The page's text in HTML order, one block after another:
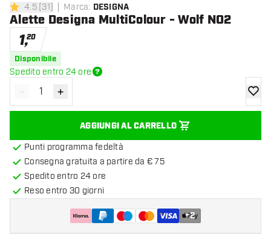
4.5 stelle di valutazione
4.5[31] Marca: DESIGNA
Alette Designa MultiColour - Wolf NO2
1,20
Disponibile
Spedito entro 24 ore
Diminuisci quantità
- Aumenta quantità
+
AGGIUNGI AL CARRELLO
Punti programma fedeltà
Consegna gratuita a partire da € 75
Spedito entro 24 ore
Reso entro 30 giorni
+2